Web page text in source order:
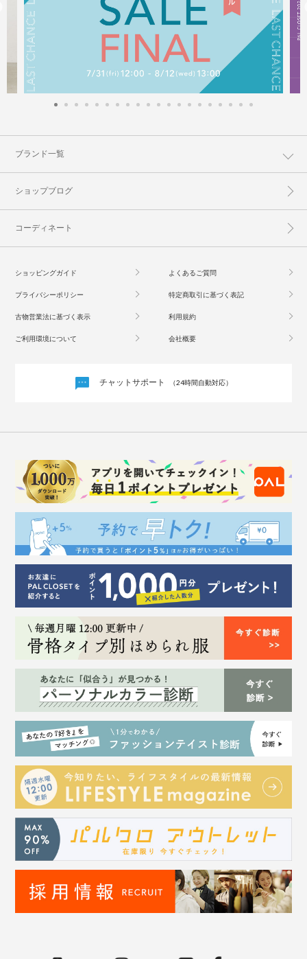
ブランド一覧
ショップブログ
コーディネート
ショッピングガイド よくあるご質問
プライバシーポリシー 特定商取引に基づく表記
古物営業法に基づく表示 利用規約
ご利用環境について 会社概要
チャットサポート （24時間自動対応）